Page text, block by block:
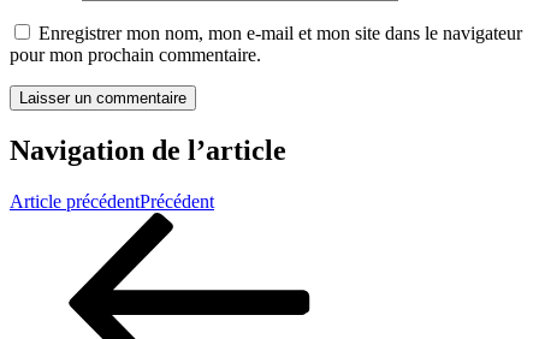
Enregistrer mon nom, mon e-mail et mon site dans le navigateur
pour mon prochain commentaire.
Navigation de l’article
Article précédentPrécédent